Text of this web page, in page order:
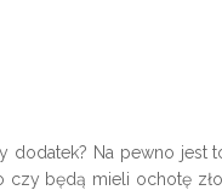
Na pewno jest
będą mieli ochotę